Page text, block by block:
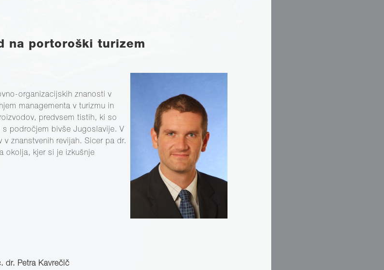
na portoroški turizem
organizacijskih znanosti v
managementa v turizmu in
predvsem tistih, ki so
področjem bivše Jugoslavije. V
znanstvenih revijah. Sicer pa dr.
okolja, kjer si je izkušnje
dr. Petra Kavrečič